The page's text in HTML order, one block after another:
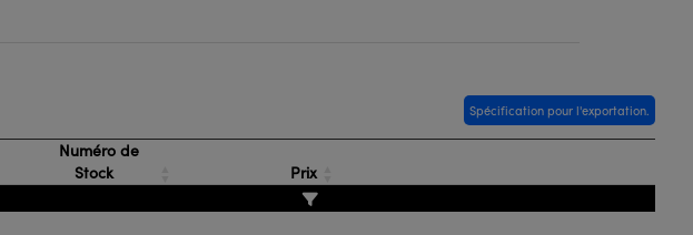
Spécification pour l'exportation.
Numéro de
Stock
Prix